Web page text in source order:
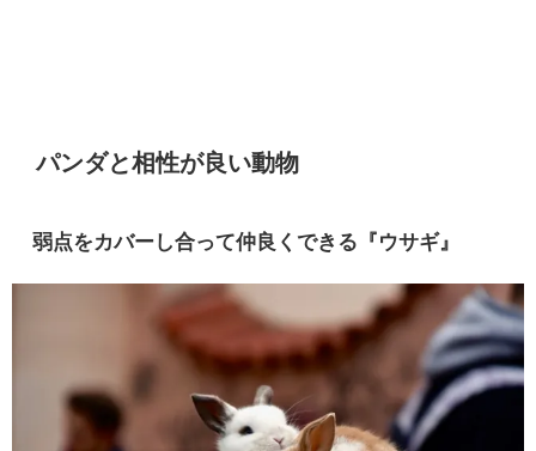
パンダと相性が良い動物
弱点をカバーし合って仲良くできる『ウサギ』